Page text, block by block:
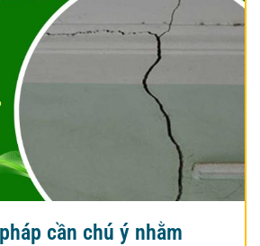
cần chú ý nhằm